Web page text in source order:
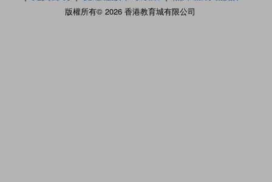
版權所有© 2026 香港教育城有限公司